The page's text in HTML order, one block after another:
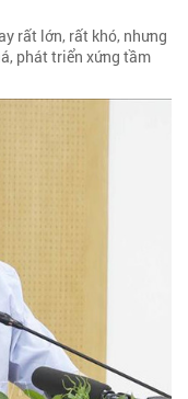
rất lớn, rất khó, nhưng
phát triển xứng tầm